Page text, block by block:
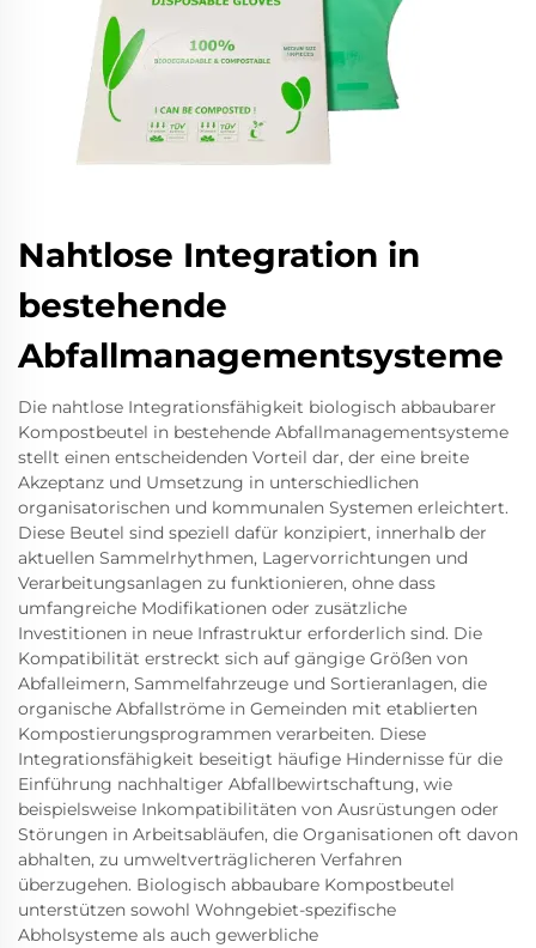
Nahtlose Integration in
bestehende
Abfallmanagementsysteme
Die nahtlose Integrationsfähigkeit biologisch abbaubarer
Kompostbeutel in bestehende Abfallmanagementsysteme
stellt einen entscheidenden Vorteil dar, der eine breite
Akzeptanz und Umsetzung in unterschiedlichen
organisatorischen und kommunalen Systemen erleichtert.
Diese Beutel sind speziell dafür konzipiert, innerhalb der
aktuellen Sammelrhythmen, Lagervorrichtungen und
Verarbeitungsanlagen zu funktionieren, ohne dass
umfangreiche Modifikationen oder zusätzliche
Investitionen in neue Infrastruktur erforderlich sind. Die
Kompatibilität erstreckt sich auf gängige Größen von
Abfalleimern, Sammelfahrzeuge und Sortieranlagen, die
organische Abfallströme in Gemeinden mit etablierten
Kompostierungsprogrammen verarbeiten. Diese
Integrationsfähigkeit beseitigt häufige Hindernisse für die
Einführung nachhaltiger Abfallbewirtschaftung, wie
beispielsweise Inkompatibilitäten von Ausrüstungen oder
Störungen in Arbeitsabläufen, die Organisationen oft davon
abhalten, zu umweltverträglicheren Verfahren
überzugehen. Biologisch abbaubare Kompostbeutel
unterstützen sowohl Wohngebiet-spezifische
Abholsysteme als auch gewerbliche